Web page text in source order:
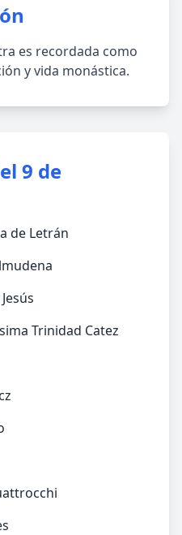
es recordada como
y vida monástica.
9 de
de Letrán
Trinidad Catez